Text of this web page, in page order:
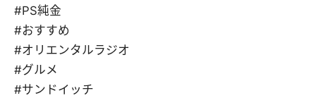
#PS純金
#おすすめ
#オリエンタルラジオ
#グルメ
#サンドイッチ